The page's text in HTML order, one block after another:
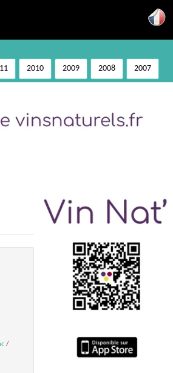
2010 2009 2008 2007
/